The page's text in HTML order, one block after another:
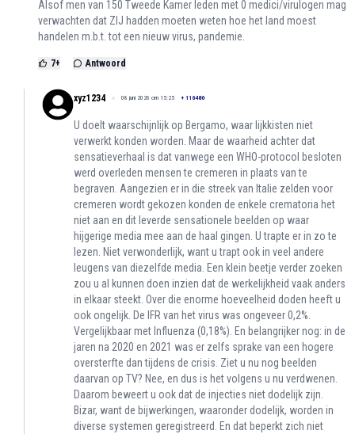
Alsof men van 150 Tweede Kamer leden met 0 medici/virulogen mag
verwachten dat ZIJ hadden moeten weten hoe het land moest
handelen m.b.t. tot een nieuw virus, pandemie.
7+ Antwoord
xyz1234 08 juni 2026 om 15:25 + 116486
U doelt waarschijnlijk op Bergamo, waar lijkkisten niet
verwerkt konden worden. Maar de waarheid achter dat
sensatieverhaal is dat vanwege een WHO-protocol besloten
werd overleden mensen te cremeren in plaats van te
begraven. Aangezien er in die streek van Italie zelden voor
cremeren wordt gekozen konden de enkele crematoria het
niet aan en dit leverde sensationele beelden op waar
hijgerige media mee aan de haal gingen. U trapte er in zo te
lezen. Niet verwonderlijk, want u trapt ook in veel andere
leugens van diezelfde media. Een klein beetje verder zoeken
zou u al kunnen doen inzien dat de werkelijkheid vaak anders
in elkaar steekt. Over die enorme hoeveelheid doden heeft u
ook ongelijk. De IFR van het virus was ongeveer 0,2%.
Vergelijkbaar met Influenza (0,18%). En belangrijker nog: in de
jaren na 2020 en 2021 was er zelfs sprake van een hogere
oversterfte dan tijdens de crisis. Ziet u nu nog beelden
daarvan op TV? Nee, en dus is het volgens u nu verdwenen.
Daarom beweert u ook dat de injecties niet dodelijk zijn.
Bizar, want de bijwerkingen, waaronder dodelijk, worden in
diverse systemen geregistreerd. En dat beperkt zich niet